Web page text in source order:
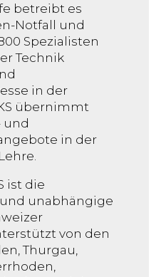
betreibt es
Notfall und
Spezialisten
Technik
in der
übernimmt
und
in der
ist die
unabhängige
von den
Thurgau,